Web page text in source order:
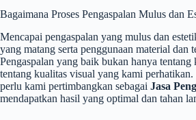
Bagaimana Proses Pengaspalan Mulus dan
Mencapai pengaspalan yang mulus dan
yang matang serta penggunaan material dan
Pengaspalan yang baik bukan hanya tentang
tentang kualitas visual yang kami
perlu kami pertimbangkan sebagai Jasa
mendapatkan hasil yang optimal dan tahan